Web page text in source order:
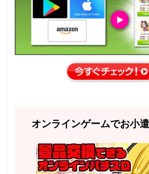
オンラインゲームでお小